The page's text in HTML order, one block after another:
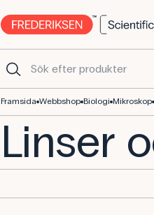
Framsida Webbshop Biologi Mikroskop
Linser